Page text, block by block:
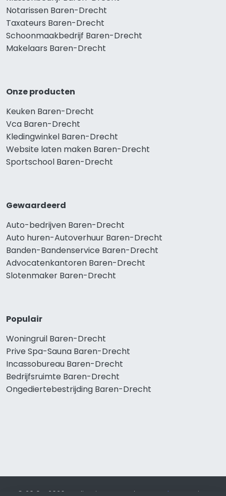
Notarissen Baren-Drecht
Taxateurs Baren-Drecht
Schoonmaakbedrijf Baren-Drecht
Makelaars Baren-Drecht
Onze producten
Keuken Baren-Drecht
Vca Baren-Drecht
Kledingwinkel Baren-Drecht
Website laten maken Baren-Drecht
Sportschool Baren-Drecht
Gewaardeerd
Auto-bedrijven Baren-Drecht
Auto huren-Autoverhuur Baren-Drecht
Banden-Bandenservice Baren-Drecht
Advocatenkantoren Baren-Drecht
Slotenmaker Baren-Drecht
Populair
Woningruil Baren-Drecht
Prive Spa-Sauna Baren-Drecht
Incassobureau Baren-Drecht
Bedrijfsruimte Baren-Drecht
Ongediertebestrijding Baren-Drecht